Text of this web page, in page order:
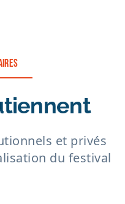
et privés
du festival